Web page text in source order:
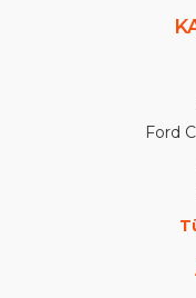
Ford